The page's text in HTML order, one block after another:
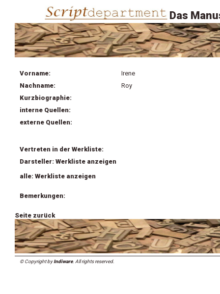
Das
Vorname:
Irene
Nachname:
Roy
Kurzbiographie:
interne Quellen:
externe Quellen:
Vertreten in der Werkliste:
Darsteller: Werkliste anzeigen
alle: Werkliste anzeigen
Bemerkungen:
Seite zurück
© Copyright byIndiware. All rights reserved.